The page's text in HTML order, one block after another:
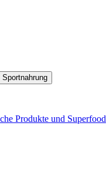
Produkte und Superfood